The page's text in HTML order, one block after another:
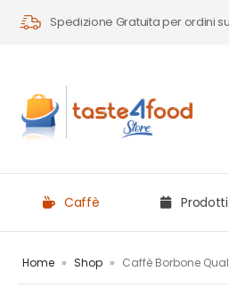
Spedizione Gratuita per ordini
Caffè
Home » Shop » Caffè Borbone